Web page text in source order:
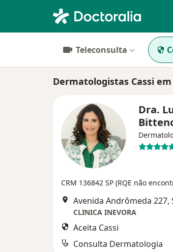
Teleconsulta
Dermatologistas Cassi em
Dra.
CRM 136842 SP (RQE não
CLINICA INEVORA
Aceita Cassi
Consulta Dermatologia